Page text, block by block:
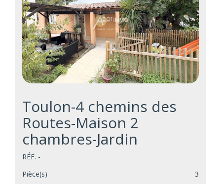
Toulon-4 chemins des
Routes-Maison 2
chambres-Jardin
RÉF. -
Pièce(s)
3